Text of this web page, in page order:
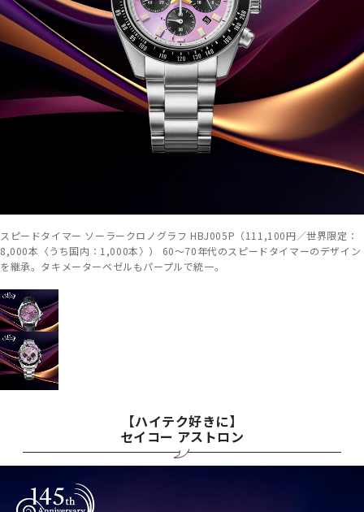
スピードタイマー ソーラークロノグラフ HBJ005P（111,100円／世界限定：
8,000本〈うち国内：1,000本〉） 60～70年代のスピードタイマーのデザイン
を継承。タキメーターベゼルもパープルで統一。
【ハイテク好きに】
セイコー アストロン